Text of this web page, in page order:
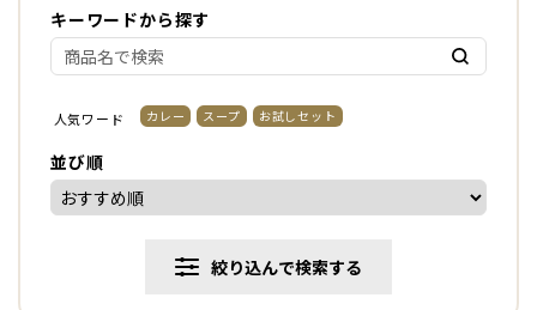
キーワードから探す
並び順
人気ワード カレー スープ お試しセット
絞り込んで検索する